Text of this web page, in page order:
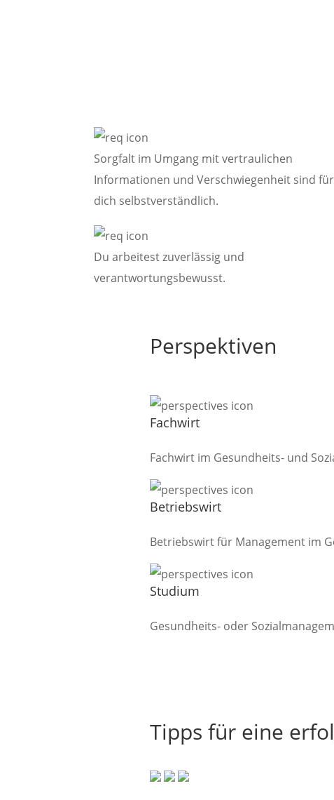
Sorgfalt im Umgang mit vertraulichen
Informationen und Verschwiegenheit sind für
dich selbstverständlich.
Du arbeitest zuverlässig und
verantwortungsbewusst.
Perspektiven
Fachwirt
Fachwirt im Gesundheits- und
Betriebswirt
Betriebswirt für Management im
Studium
Gesundheits- oder
Tipps für eine